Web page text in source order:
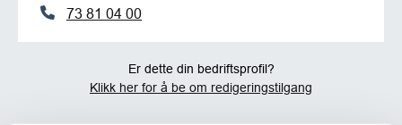
73 81 04 00
Er dette din bedriftsprofil?
Klikk her for å be om redigeringstilgang